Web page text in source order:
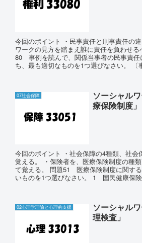
今回のポイント ・民事責任と刑事責任の
ワークの見方を踏まえ誰に責任を負わせ
80 事例を読んで、関係当事者の民事責任
ち、最も適切なものを1つ選びなさい。 〔
07社会保障
ソーシャル
療保険制度」
今回のポイント ・社会保障の4種類、社会
覚える。 ・保険者を、医療保険制度の種
て覚える。 問題51 医療保険制度に関す
いものを1つ選びなさい。 1 国民健康保
02心理学理論と心理的支援
ソーシャル
理検査」